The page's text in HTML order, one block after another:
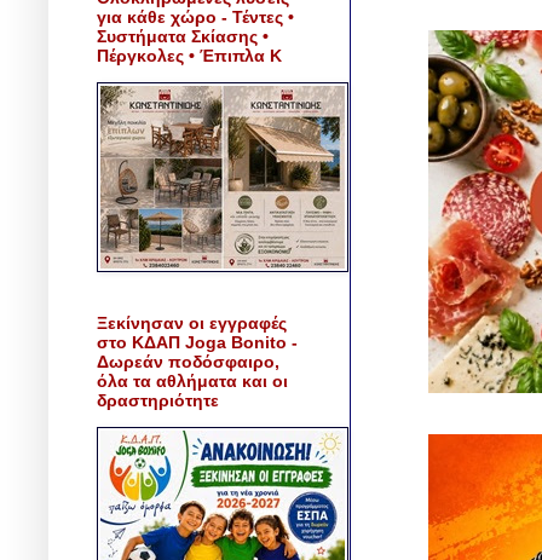
για κάθε χώρο - Τέντες •
Συστήματα Σκίασης •
Πέργκολες • Έπιπλα Κ
Ξεκίνησαν οι εγγραφές
στο ΚΔΑΠ Joga Bonito -
Δωρεάν ποδόσφαιρο,
όλα τα αθλήματα και οι
δραστηριότητε